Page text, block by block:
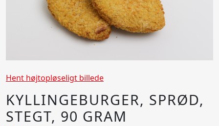
Hent højtopløseligt billede
KYLLINGEBURGER, SPRØD,
STEGT, 90 GRAM